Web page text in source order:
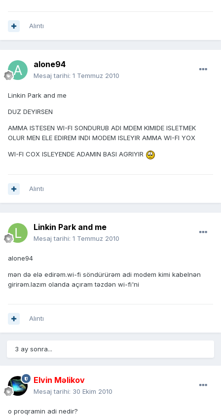
Alıntı
alone94
Mesaj tarihi: 1 Temmuz 2010
Linkin Park and me
DUZ DEYIRSEN
AMMA ISTESEN WI-FI SONDURUB ADI MDEM KIMIDE ISLETMEK
OLUR MEN ELE EDIREM INDI MODEM ISLEYIR AMMA WI-FI YOX
WI-FI COX ISLEYENDE ADAMIN BASI AGRIYIR
Alıntı
Linkin Park and me
Mesaj tarihi: 1 Temmuz 2010
alone94
mən də elə edirəm.wi-fi söndürürəm adi modem kimi kabelnən
girirəm.lazım olanda açıram təzdən wi-fi'ni
Alıntı
3 ay sonra...
Elvin Məlikov
Mesaj tarihi: 30 Ekim 2010
o proqramin adi nedir?